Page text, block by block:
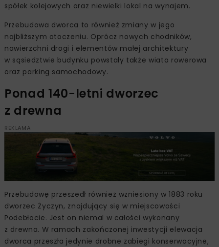
spółek kolejowych oraz niewielki lokal na wynajem.
Przebudowa dworca to również zmiany w jego
najbliższym otoczeniu. Oprócz nowych chodników,
nawierzchni drogi i elementów małej architektury
w sąsiedztwie budynku powstały także wiata rowerowa
oraz parking samochodowy.
Ponad 140-letni dworzec
z drewna
REKLAMA
Przebudowę przeszedł również wzniesiony w 1883 roku
dworzec Życzyn, znajdujący się w miejscowości
Podebłocie. Jest on niemal w całości wykonany
z drewna. W ramach zakończonej inwestycji elewacja
dworca przeszła jedynie drobne zabiegi konserwacyjne,